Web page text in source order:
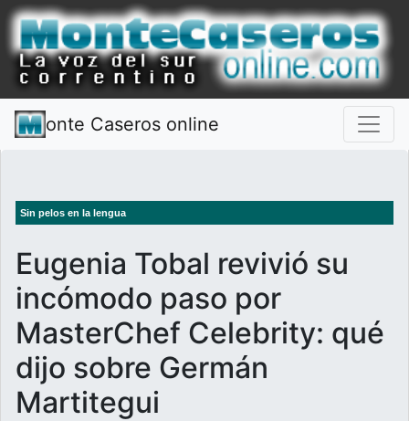
onte Caseros online
Sin pelos en la lengua
Eugenia Tobal revivió su
incómodo paso por
MasterChef Celebrity: qué
dijo sobre Germán
Martitegui